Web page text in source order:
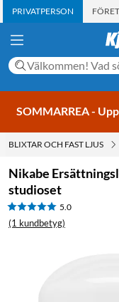
PRIVATPERSON
SOMMARREA -
BLIXTAR OCH FAST LJUS
Nikabe
studioset
5.0
(1 kundbetyg)